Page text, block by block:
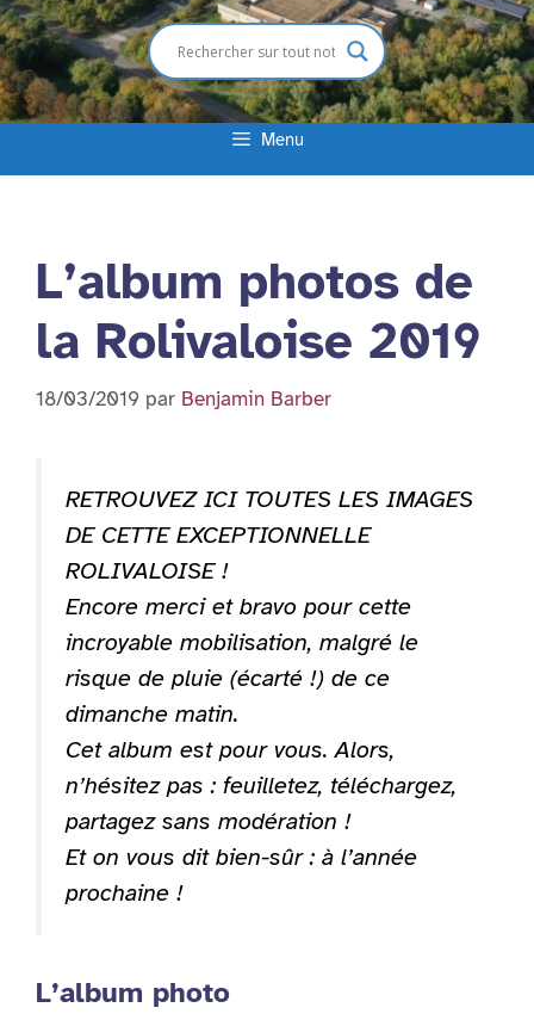
Menu
L’album photos de
la Rolivaloise 2019
18/03/2019 par Benjamin Barber
RETROUVEZ ICI TOUTES LES IMAGES
DE CETTE EXCEPTIONNELLE
ROLIVALOISE !
Encore merci et bravo pour cette
incroyable mobilisation, malgré le
risque de pluie (écarté !) de ce
dimanche matin.
Cet album est pour vous. Alors,
n’hésitez pas : feuilletez, téléchargez,
partagez sans modération !
Et on vous dit bien-sûr : à l’année
prochaine !
L’album photo